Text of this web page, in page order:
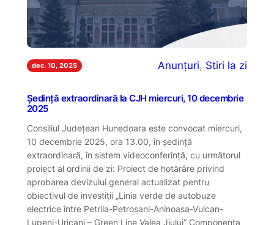
dec. 10, 2025 Anunțuri, Stiri la zi
Ședință extraordinară la CJH miercuri, 10 decembrie
2025
Consiliul Județean Hunedoara este convocat miercuri,
10 decembrie 2025, ora 13.00, în ședință
extraordinară, în sistem videoconferință, cu următorul
proiect al ordinii de zi: Proiect de hotărâre privind
aprobarea devizului general actualizat pentru
obiectivul de investiții „Linia verde de autobuze
electrice între Petrila-Petroșani-Aninoasa-Vulcan-
Lupeni-Uricani – Green Line Valea Jiului” Componenta